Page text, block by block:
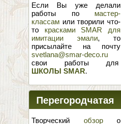
Если Вы уже делали
работы по мастер-
классам или творили что-
то красками SMAR для
имитации эмали, то
присылайте на почту
svetlana@smar-deco.ru
свои работы для
ШКОЛЫ SMAR.
Перегородчатая
эмаль
Творческий обзоро